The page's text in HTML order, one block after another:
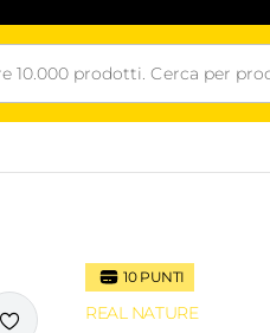
10PUNTI
REAL NATURE